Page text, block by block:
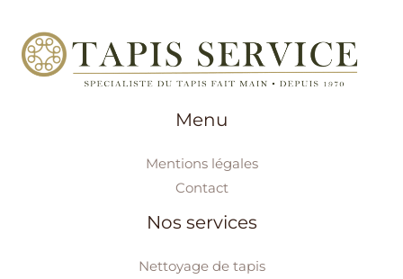
Menu
Mentions légales
Contact
Nos services
Nettoyage de tapis